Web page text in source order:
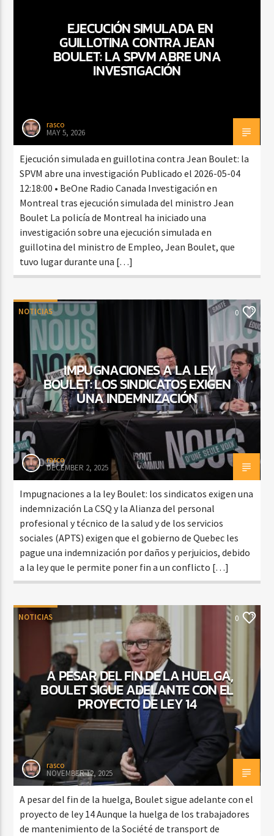
CURRENT SHOW
TROPICAL RELAJADO
Beone Radio
EJECUCIÓN SIMULADA EN
GUILLOTINA CONTRA JEAN
BOULET: LA SPVM ABRE UNA
INVESTIGACIÓN
rasco
MAY 5, 2026
Ejecución simulada en guillotina contra Jean Boulet: la
SPVM abre una investigación Publicado el 2026-05-04
12:18:00 • BeOne Radio Canada Investigación en
Montreal tras ejecución simulada del ministro Jean
Boulet La policía de Montreal ha iniciado una
investigación sobre una ejecución simulada en
guillotina del ministro de Empleo, Jean Boulet, que
tuvo lugar durante una […]
NOTICIAS 0
IMPUGNACIONES A LA LEY
BOULET: LOS SINDICATOS EXIGEN
UNA INDEMNIZACIÓN
rasco
DECEMBER 2, 2025
Impugnaciones a la ley Boulet: los sindicatos exigen una
indemnización La CSQ y la Alianza del personal
profesional y técnico de la salud y de los servicios
sociales (APTS) exigen que el gobierno de Quebec les
pague una indemnización por daños y perjuicios, debido
a la ley que le permite poner fin a un conflicto […]
NOTICIAS 0
A PESAR DEL FIN DE LA HUELGA,
BOULET SIGUE ADELANTE CON EL
PROYECTO DE LEY 14
rasco
NOVEMBER 12, 2025
A pesar del fin de la huelga, Boulet sigue adelante con el
proyecto de ley 14 Aunque la huelga de los trabajadores
de mantenimiento de la Société de transport de